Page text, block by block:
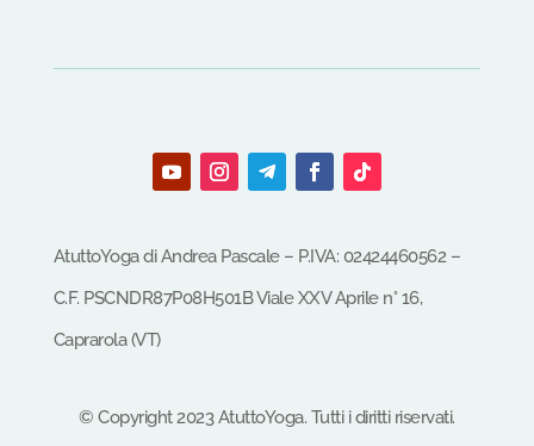
AtuttoYoga di Andrea Pascale – P.IVA: 02424460562 –
C.F. PSCNDR87P08H501BViale XXV Aprile n° 16,
Caprarola (VT)
©Copyright2023 AtuttoYoga. Tutti i diritti riservati.